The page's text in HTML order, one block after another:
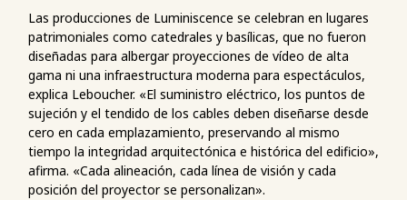
Las producciones de Luminiscence se celebran en lugares
patrimoniales como catedrales y basílicas, que no fueron
diseñadas para albergar proyecciones de vídeo de alta
gama ni una infraestructura moderna para espectáculos,
explica Leboucher. «El suministro eléctrico, los puntos de
sujeción y el tendido de los cables deben diseñarse desde
cero en cada emplazamiento, preservando al mismo
tiempo la integridad arquitectónica e histórica del edificio»,
afirma. «Cada alineación, cada línea de visión y cada
posición del proyector se personalizan».